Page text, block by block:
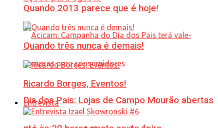
Dia dos Pais: Lojas de Campo Mourão abertas
Quando 2013 parece que é hoje!
Quando três nunca é demais!
Ricardo Borges, Eventos!
Entrevista